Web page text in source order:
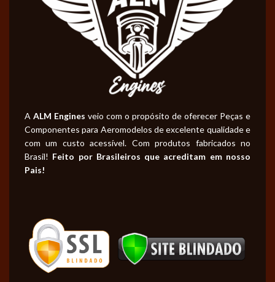
A ALM Engines veio com o propósito de oferecer Peças e
Componentes para Aeromodelos de excelente qualidade e
com um custo acessível. Com produtos fabricados no
Brasil! Feito por Brasileiros que acreditam em nosso
Pais!